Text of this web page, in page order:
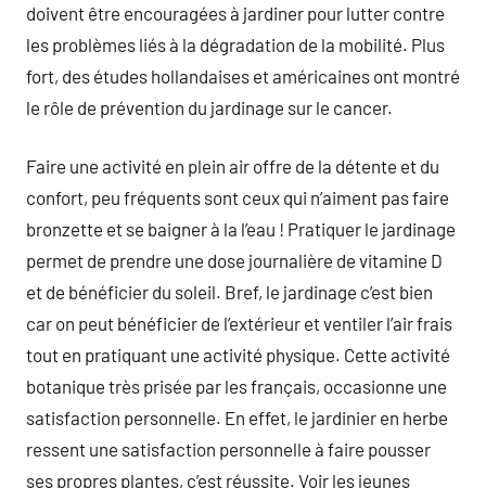
doivent être encouragées à jardiner pour lutter contre
les problèmes liés à la dégradation de la mobilité. Plus
fort, des études hollandaises et américaines ont montré
le rôle de prévention du jardinage sur le cancer.
Faire une activité en plein air offre de la détente et du
confort, peu fréquents sont ceux qui n’aiment pas faire
bronzette et se baigner à la l’eau ! Pratiquer le jardinage
permet de prendre une dose journalière de vitamine D
et de bénéficier du soleil. Bref, le jardinage c’est bien
car on peut bénéficier de l’extérieur et ventiler l’air frais
tout en pratiquant une activité physique. Cette activité
botanique très prisée par les français, occasionne une
satisfaction personnelle. En effet, le jardinier en herbe
ressent une satisfaction personnelle à faire pousser
ses propres plantes, c’est réussite. Voir les jeunes